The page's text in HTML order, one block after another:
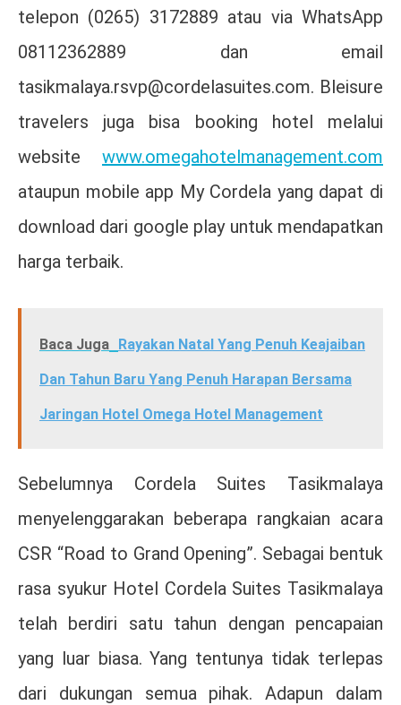
telepon (0265) 3172889 atau via WhatsApp
08112362889 dan email
tasikmalaya.rsvp@cordelasuites.com. Bleisure
travelers juga bisa booking hotel melalui
website www.omegahotelmanagement.com
ataupun mobile app My Cordela yang dapat di
download dari google play untuk mendapatkan
harga terbaik.
Baca Juga Rayakan Natal Yang Penuh Keajaiban
Dan Tahun Baru Yang Penuh Harapan Bersama
Jaringan Hotel Omega Hotel Management
Sebelumnya Cordela Suites Tasikmalaya
menyelenggarakan beberapa rangkaian acara
CSR “Road to Grand Opening”. Sebagai bentuk
rasa syukur Hotel Cordela Suites Tasikmalaya
telah berdiri satu tahun dengan pencapaian
yang luar biasa. Yang tentunya tidak terlepas
dari dukungan semua pihak. Adapun dalam